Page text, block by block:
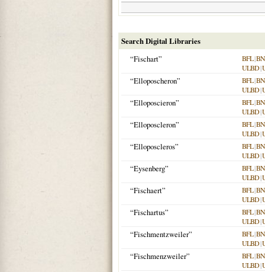
Search Digital Libraries
“Fischart”
BFL|
ULBD|
“Elloposcheron” BFL|
ULBD|
“Elloposcieron” BFL|
ULBD|
“Elloposcleron” BFL|
ULBD|
“Elloposcleros” BFL|
ULBD|
“Eysenberg” BFL|
ULBD|
“Fischaert” BFL|
ULBD|
“Fischartus” BFL|
ULBD|
“Fischmentzweiler” BFL|
ULBD|
“Fischmenzweiler” BFL|
ULBD|